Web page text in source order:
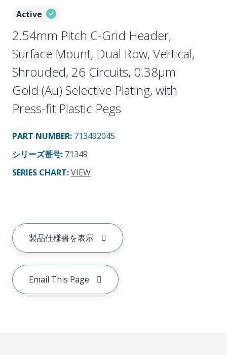
Active
2.54mm Pitch C-Grid Header,
Surface Mount, Dual Row, Vertical,
Shrouded, 26 Circuits, 0.38µm
Gold (Au) Selective Plating, with
Press-fit Plastic Pegs
PART NUMBER: 713492045
シリーズ番号: 71349
SERIES CHART:VIEW
製品仕様書を表示
Email This Page